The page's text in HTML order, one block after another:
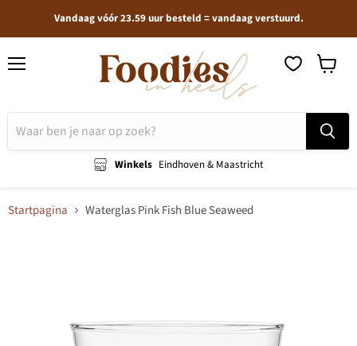
Vandaag vóór 23.59 uur besteld = vandaag verstuurd.
Winkels Eindhoven & Maastricht
Startpagina Waterglas Pink Fish Blue Seaweed